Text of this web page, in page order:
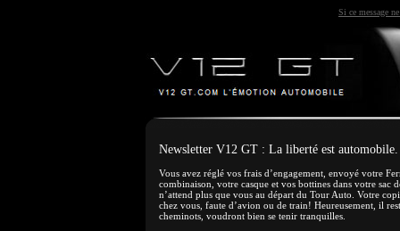
Si ce message
Newsletter V12 GT : La liberté est automobile.
Vous avez réglé vos frais d’engagement, envoyé votre
combinaison, votre casque et vos bottines dans votre sac
n’attend plus que vous au départ du Tour Auto. Votre
chez vous, faute d’avion ou de train! Heureusement, il
cheminots, voudront bien se tenir tranquilles.